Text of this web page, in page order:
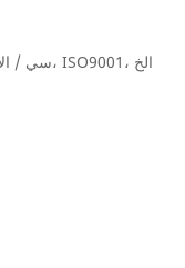
سي / الاتحاد الأوروبي، سيق، لفغب؛ بسي، ISO9001، الخ